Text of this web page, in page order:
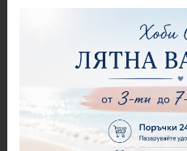
хартия А4 - Alchemy of Art -
Оризова декупажна хартия
А4 - Itd. Collection - 25-30
Фина оризова декупажна
хартия Stamperia - 21 х
29.см. - 28гр.